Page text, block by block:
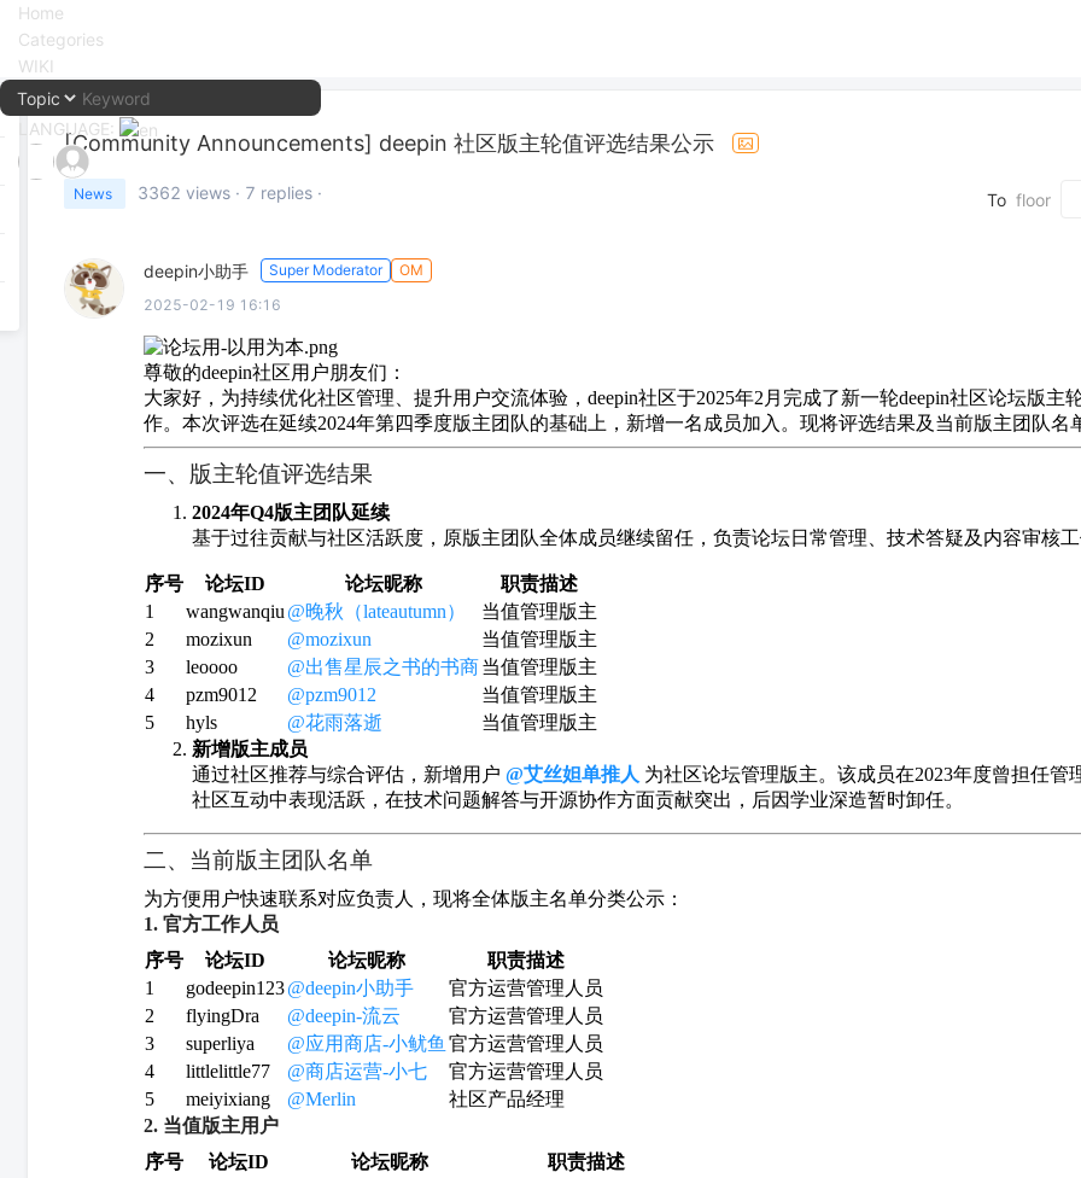
Home
Categories
WIKI
LANGUAGE:
中文
English
[Community Announcements] deepin 社区版主轮值评选结果公示
News 3362 views · 7 replies · To floor
deepin小助手 Super Moderator
OM
2025-02-19 16:16
尊敬的deepin社区用户朋友们：
大家好，为持续优化社区管理、提升用户交流体验，deepin社区于2025年2月完成了新一轮deepin社区论坛版主
作。本次评选在延续2024年第四季度版主团队的基础上，新增一名成员加入。现将评选结果及当前版主团队名
一、版主轮值评选结果
2024年Q4版主团队延续
基于过往贡献与社区活跃度，原版主团队全体成员继续留任，负责论坛日常管理、技术答疑及内容审核工
序号 论坛ID 论坛昵称
职责描述
1
wangwanqiu @晚秋（lateautumn）
当值管理版主
2
mozixun @mozixun
当值管理版主
3
leoooo @出售星辰之书的书商当值管理版主
4
pzm9012 @pzm9012
当值管理版主
5
hyls @花雨落逝
当值管理版主
新增版主成员
通过社区推荐与综合评估，新增用户 @艾丝妲单推人 为社区论坛管理版主。该成员在2023年度曾担任管
社区互动中表现活跃，在技术问题解答与开源协作方面贡献突出，后因学业深造暂时卸任。
二、当前版主团队名单
为方便用户快速联系对应负责人，现将全体版主名单分类公示：
1. 官方工作人员
序号
论坛ID 论坛昵称
职责描述
1
godeepin123@deepin小助手
官方运营管理人员
2
flyingDra @deepin-流云
官方运营管理人员
3
superliya @应用商店-小鱿鱼 官方运营管理人员
4
littlelittle77 @商店运营-小七
官方运营管理人员
5
meiyixiang @Merlin
社区产品经理
2. 当值版主用户
序号
论坛ID 论坛昵称
职责描述